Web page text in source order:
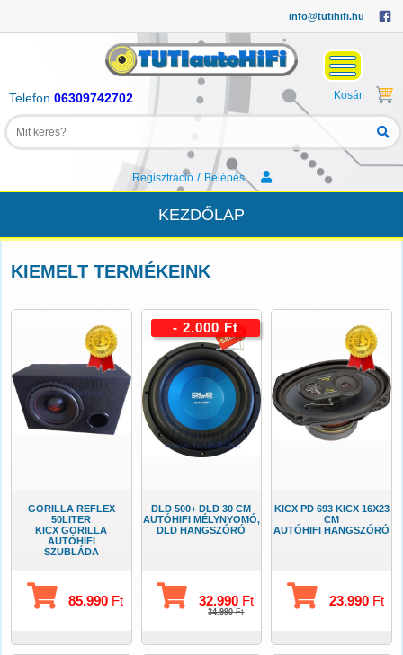
info@tutihifi.hu
Telefon 06309742702 Kosár
Regisztráció/ Belépés
KEZDŐLAP
KIEMELT TERMÉKEINK
GORILLA REFLEX
50LITER
KICX GORILLA
AUTÓHIFI
SZUBLÁDA
85.990 Ft
DLD 500+ DLD 30 CM
AUTÓHIFI MÉLYNYOMÓ,
DLD HANGSZÓRÓ
32.990Ft
34.990Ft
- 2.000 Ft
KICX PD 693 KICX 16X23
CM
AUTÓHIFI HANGSZÓRÓ
23.990Ft